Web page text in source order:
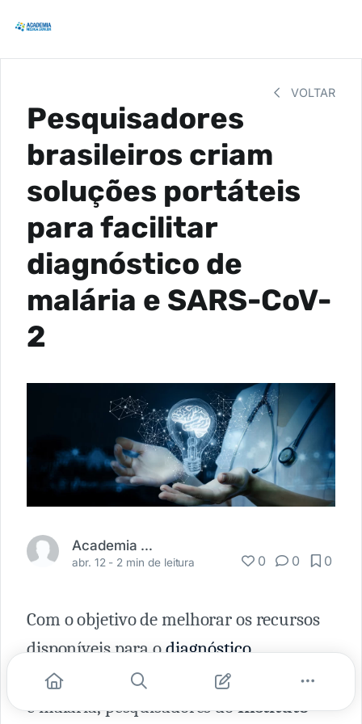
VOLTAR
Pesquisadores
brasileiros criam
soluções portáteis
para facilitar
diagnóstico de
malária e SARS-CoV-
2
Academia Médica
abr. 12 - 2 min de leitura 0 0 0
Com o objetivo de melhorar os recursos
disponíveis para odiagnóstico
de doenças como
COVID-19
e malária, pesquisadores doInstituto